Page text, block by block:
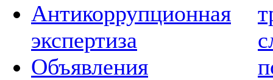
Антикоррупционная
экспертиза
Объявления